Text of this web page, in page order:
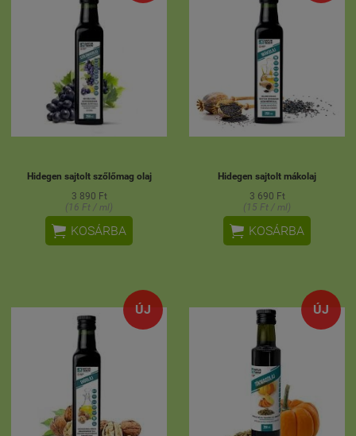
Hidegen sajtolt szőlőmag olaj
3 890 Ft
(16 Ft / ml)
 KOSÁRBA
Hidegen sajtolt mákolaj
3 690 Ft
(15 Ft / ml)
 KOSÁRBA
ÚJ ÚJ